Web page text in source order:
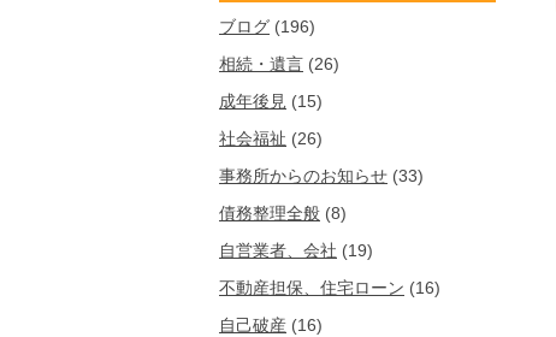
ブログ (196)
相続・遺言 (26)
成年後見 (15)
社会福祉 (26)
事務所からのお知らせ (33)
債務整理全般 (8)
自営業者、会社 (19)
不動産担保、住宅ローン (16)
自己破産 (16)